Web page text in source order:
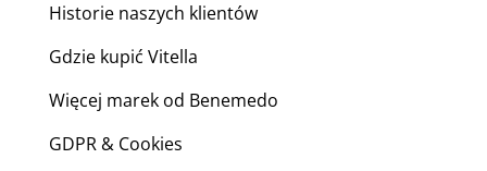
Historie naszych klientów
Gdzie kupić Vitella
Więcej marek od Benemedo
GDPR & Cookies